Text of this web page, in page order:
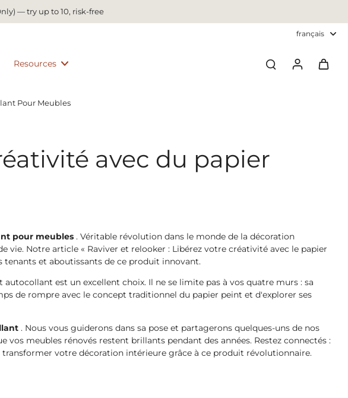
— try up to 10, risk-free
français
Resources
Pour Meubles
avec du papier
pour meubles . Véritable révolution dans le monde de la décoration
Notre article « Raviver et relooker : Libérez votre créativité avec le papier
tenants et aboutissants de ce produit innovant.
est un excellent choix. Il ne se limite pas à vos quatre murs : sa
de rompre avec le concept traditionnel du papier peint et d'explorer ses
. Nous vous guiderons dans sa pose et partagerons quelques-uns de nos
meubles rénovés restent brillants pendant des années. Restez connectés :
votre décoration intérieure grâce à ce produit révolutionnaire.